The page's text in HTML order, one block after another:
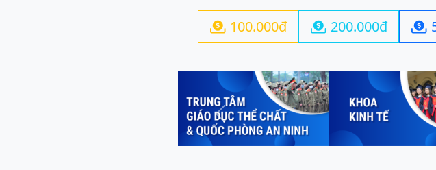
 100.000đ  200.000đ 
Previous